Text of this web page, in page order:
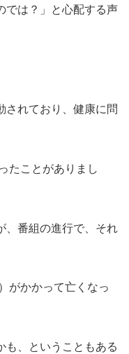
では？」と心配する声
されており、健康に問
たことがありまし
、番組の進行で、それ
がかかって亡くなっ
も、ということもある